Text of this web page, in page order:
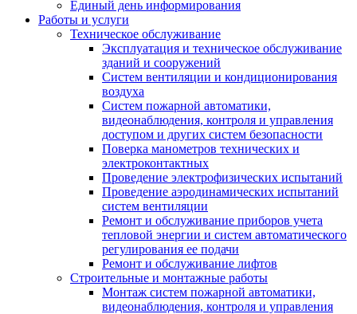
Единый день информирования
Работы и услуги
Техническое обслуживание
Эксплуатация и техническое обслуживание
зданий и сооружений
Систем вентиляции и кондиционирования
воздуха
Систем пожарной автоматики,
видеонаблюдения, контроля и управления
доступом и других систем безопасности
Поверка манометров технических и
электроконтактных
Проведение электрофизических испытаний
Проведение аэродинамических испытаний
систем вентиляции
Ремонт и обслуживание приборов учета
тепловой энергии и систем автоматического
регулирования ее подачи
Ремонт и обслуживание лифтов
Строительные и монтажные работы
Монтаж систем пожарной автоматики,
видеонаблюдения, контроля и управления